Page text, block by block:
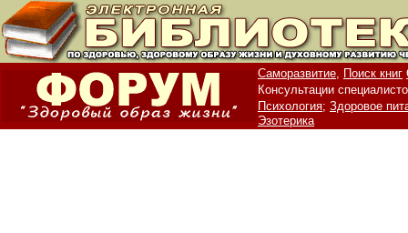
Саморазвитие, Поиск книг
Консультации
Психология; Здоровое
Эзотерика